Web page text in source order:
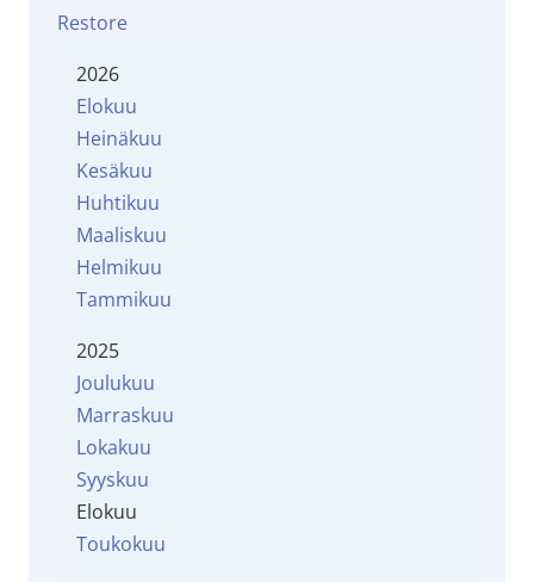
Restore
2026
Elokuu
Heinäkuu
Kesäkuu
Huhtikuu
Maaliskuu
Helmikuu
Tammikuu
2025
Joulukuu
Marraskuu
Lokakuu
Syyskuu
Elokuu
Toukokuu